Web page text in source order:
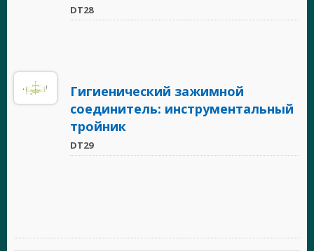
DT28
Гигиенический зажимной
соединитель: инструментальный
тройник
DT29